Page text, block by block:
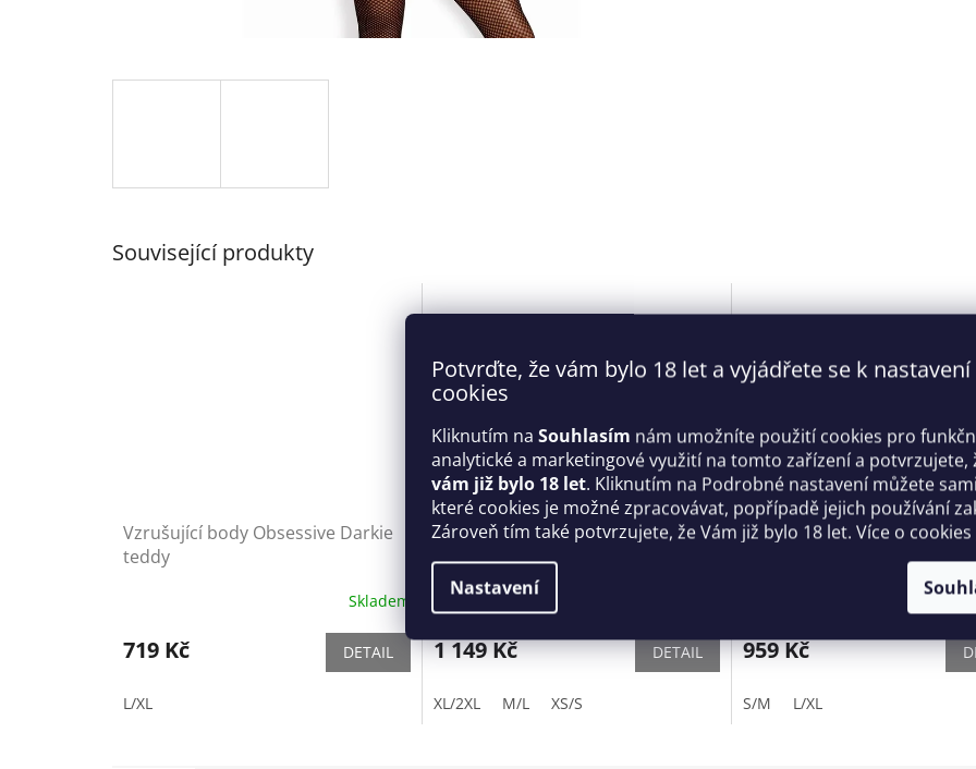
Potvrďte, že vám bylo 18 let a vyjádřete se k nastavení
cookies
Kliknutím na Souhlasím nám umožníte použití cookies pro
analytické a marketingové využití na tomto zařízení a potvrzujete,
vám již bylo 18 let. Kliknutím na Podrobné nastavení můžete
které cookies je možné zpracovávat, popřípadě jejich používání
Zároveň tím také potvrzujete, že Vám již bylo 18 let. Více o cookies
Nastavení
Související produkty
Vzrušující body Obsessive Darkie
teddy
Skladem
719 Kč DETAIL
L/XL
Svůdný podvazkový pás Vila
Blanes Garter Belt černý -
Obsessive
1 149 Kč DETAIL
XL/2XL M/L XS/S
Odvážná košilka Redella
959 Kč
S/M L/XL